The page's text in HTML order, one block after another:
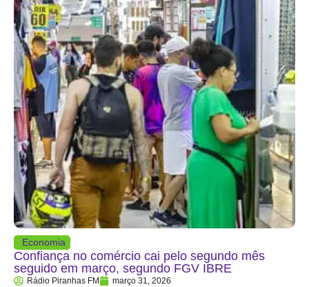
Economia
Confiança no comércio cai pelo segundo mês
seguido em março, segundo FGV IBRE
Rádio Piranhas FM março 31, 2026